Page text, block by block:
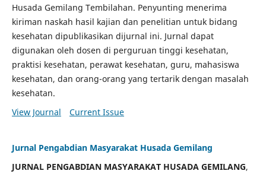
Husada Gemilang Tembilahan. Penyunting menerima
kiriman naskah hasil kajian dan penelitian untuk bidang
kesehatan dipublikasikan dijurnal ini. Jurnal dapat
digunakan oleh dosen di perguruan tinggi kesehatan,
praktisi kesehatan, perawat kesehatan, guru, mahasiswa
kesehatan, dan orang-orang yang tertarik dengan masalah
kesehatan.
View Journal
Current Issue
Jurnal Pengabdian Masyarakat Husada Gemilang
JURNAL PENGABDIAN MASYARAKAT HUSADA GEMILANG,